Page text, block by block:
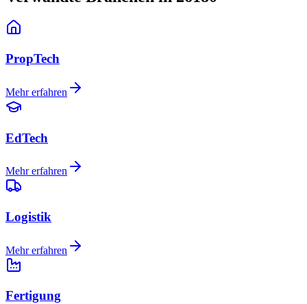
PropTech
Mehr erfahren
EdTech
Mehr erfahren
Logistik
Mehr erfahren
Fertigung